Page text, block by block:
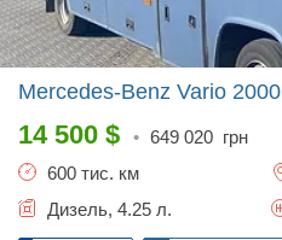
Mercedes-Benz Vario 2000
14 500 $ • 649 020 грн
600 тис. км
Дизель, 4.25 л.